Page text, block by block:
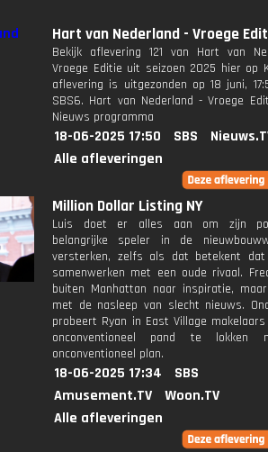
Hart van Nederland - Vroege
Bekijk aflevering 121 van Hart van
Vroege Editie uit seizoen 2025 hier op
aflevering is uitgezonden op 18 juni,
SBS6. Hart van Nederland - Vroege
Nieuws programma
18-06-2025 17:50 SBS
Alle afleveringen
Million Dollar Listing NY
Luis doet er alles aan om zijn
belangrijke speler in de
versterken, zelfs als dat betekent
samenwerken met een oude rivaal.
buiten Manhattan naar inspiratie,
met de nasleep van slecht nieuws.
probeert Ryan in East Village
onconventioneel pand te lokken
onconventioneel plan.
18-06-2025 17:34
SBS
Amusement.TV
Woon.TV
Alle afleveringen